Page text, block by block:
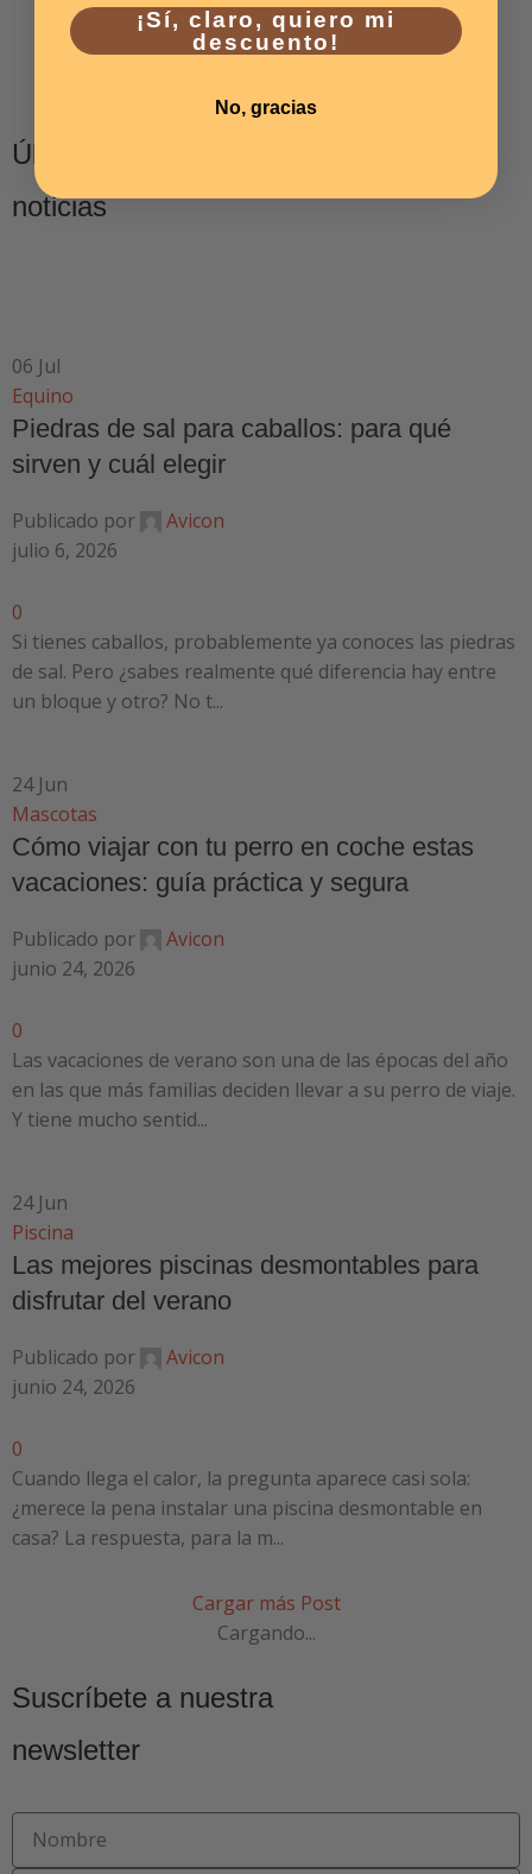
Últimas
noticias
06 Jul
Equino
Piedras de sal para caballos: para qué
sirven y cuál elegir
Publicado por
Avicon
julio 6, 2026
0
Si tienes caballos, probablemente ya conoces las piedras
de sal. Pero ¿sabes realmente qué diferencia hay entre
un bloque y otro? No t...
24 Jun
Mascotas
Cómo viajar con tu perro en coche estas
vacaciones: guía práctica y segura
Publicado por
Avicon
junio 24, 2026
0
Las vacaciones de verano son una de las épocas del año
en las que más familias deciden llevar a su perro de viaje.
Y tiene mucho sentid...
24 Jun
Piscina
Las mejores piscinas desmontables para
disfrutar del verano
Publicado por
Avicon
junio 24, 2026
0
Cuando llega el calor, la pregunta aparece casi sola:
¿merece la pena instalar una piscina desmontable en
casa? La respuesta, para la m...
Cargar más Post
Cargando...
Suscríbete a nuestra
newsletter
¡Sí, claro, quiero mi
descuento!
No, gracias